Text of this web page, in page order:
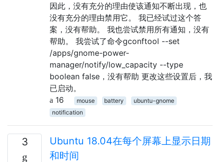
因此，没有充分的理由使该通知不断出现，也
没有充分的理由禁用它。 我已经试过这个答
案，没有帮助。 我也尝试禁用所有通知，没有
帮助。 我尝试了命令gconftool --set
/apps/gnome-power-
manager/notify/low_capacity --type
boolean false，没有帮助 更改这些设置后，我
已启动。
16
mouse battery
ubuntu-gnome
notification
3
Ubuntu 18.04在每个屏幕上显示日期
和时间